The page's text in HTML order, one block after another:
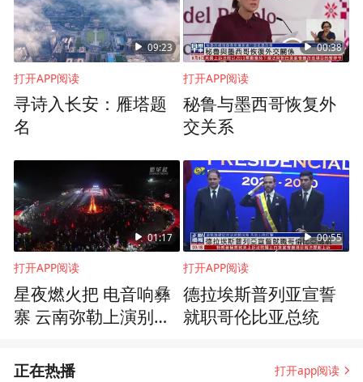
09:23
打开APP阅读
寻诗入长安：雁塔题
名
00:38
打开APP阅读
秘鲁与墨西哥恢复外
交关系
01:17
打开APP阅读
星夜燃火把 电音响彝
寨 云南弥勒上演别样
00:55
打开APP阅读
德拉埃斯普列亚宣誓
就职哥伦比亚总统
正在热播 打开app阅读